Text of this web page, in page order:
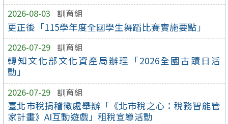
2026-08-03 訓育組
更正後「115學年度全國學生舞蹈比賽實施要點」
2026-07-29 訓育組
轉知文化部文化資產局辦理「2026全國古蹟日活
動」
2026-07-29 訓育組
臺北市稅捐稽徵處舉辦「《北市稅之心：稅務智能管
家計畫》AI互動遊戲」租稅宣導活動